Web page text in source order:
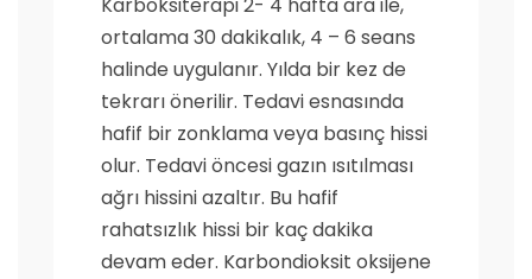
Karboksiterapi 2- 4 hafta ara ile,
ortalama 30 dakikalık, 4 – 6 seans
halinde uygulanır. Yılda bir kez de
tekrarı önerilir. Tedavi esnasında
hafif bir zonklama veya basınç hissi
olur. Tedavi öncesi gazın ısıtılması
ağrı hissini azaltır. Bu hafif
rahatsızlık hissi bir kaç dakika
devam eder. Karbondioksit oksijene